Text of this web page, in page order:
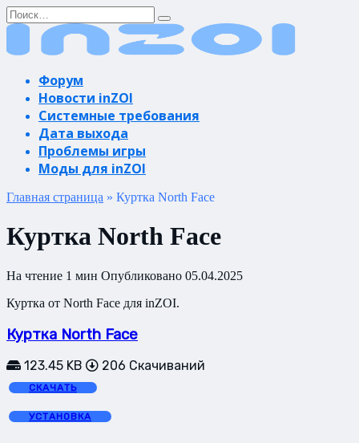
Перейти
к
содержанию
Search
for:
Форум
Новости inZOI
Системные требования
Дата выхода
Проблемы игры
Моды для inZOI
Главная страница » Куртка North Face
Куртка North Face
На чтение 1 мин Опубликовано 05.04.2025
Куртка от North Face для inZOI.
Куртка North Face
123.45 KB 206 Скачиваний
СКАЧАТЬ
УСТАНОВКА